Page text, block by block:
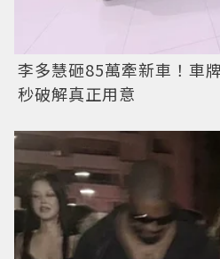
李多慧砸85萬牽新車！車
秒破解真正用意